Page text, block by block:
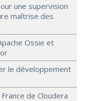
une supervision
maîtrise des
Ossie et
le développement
de Cloudera